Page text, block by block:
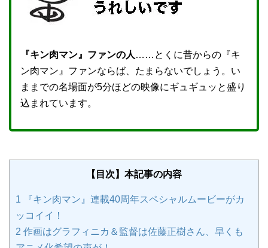
『キン肉マン』ファンの人 ……とくに昔からの『キ
ン肉マン』ファンならば、たまらないでしょう。い
ままでの名場面が5分ほどの映像にギュギュッと盛り
込まれています。
【目次】本記事の内容
1 『キン肉マン』連載40周年スペシャルムービーがカ
ッコイイ！
2 作画はグラフィニカ＆監督は佐藤正樹さん、早くも